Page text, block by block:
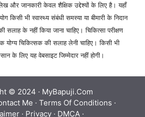
और जानकारी केवल शैक्षिक उद्देश्यों के लिए है। यहाँ
किसी भी स्वास्थ्य संबंधी समस्या या बीमारी के निदान
सलाह के नहीं किया जाना चाहिए। चिकित्सा परीक्षण
चिकित्सक की सलाह लेनी चाहिए। किसी भी
के लिए यह वेबसाइट जिम्मेदार नहीं होगी।
© 2024 · MyBapuji.Com
Me · Terms Of Conditions ·
· Privacy · DMCA ·